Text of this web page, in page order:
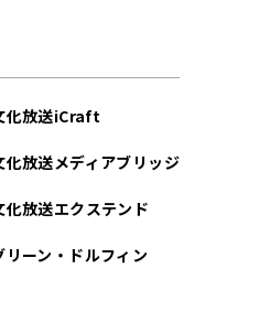
化放送iCraft
化放送メディアブリッジ
化放送エクステンド
リーン・ドルフィン